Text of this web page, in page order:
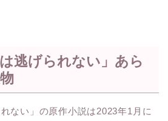
は逃げられない」あら
ない」の原作小説は2023年1月に